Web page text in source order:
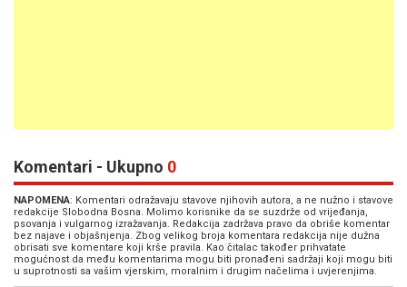
Komentari - Ukupno 0
NAPOMENA: Komentari odražavaju stavove njihovih autora, a ne nužno i stavove
redakcije Slobodna Bosna. Molimo korisnike da se suzdrže od vrijeđanja,
psovanja i vulgarnog izražavanja. Redakcija zadržava pravo da obriše komentar
bez najave i objašnjenja. Zbog velikog broja komentara redakcija nije dužna
obrisati sve komentare koji krše pravila. Kao čitalac također prihvatate
mogućnost da među komentarima mogu biti pronađeni sadržaji koji mogu biti
u suprotnosti sa vašim vjerskim, moralnim i drugim načelima i uvjerenjima.